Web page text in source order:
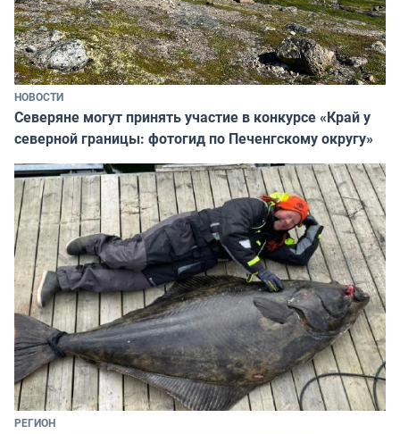
НОВОСТИ
Северяне могут принять участие в конкурсе «Край у
северной границы: фотогид по Печенгскому округу»
РЕГИОН